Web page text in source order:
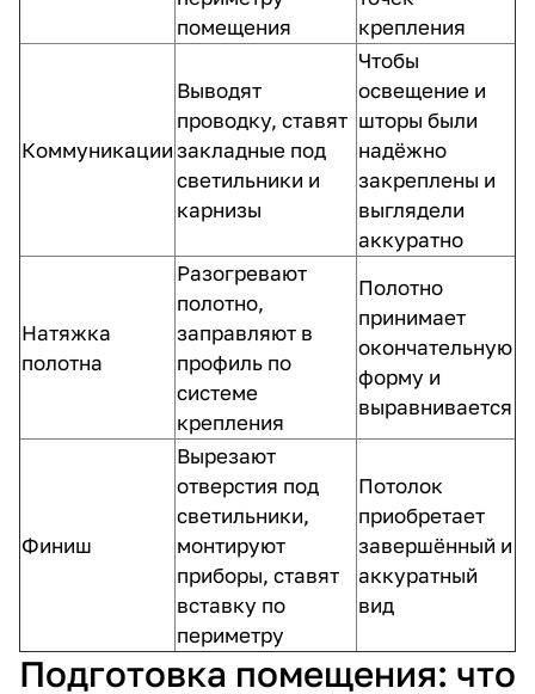
помещения
крепления
Коммуникации
Выводят
проводку, ставят
закладные под
светильники и
карнизы
Чтобы
освещение и
шторы были
надёжно
закреплены и
выглядели
аккуратно
Натяжка
полотна
Разогревают
полотно,
заправляют в
профиль по
системе
крепления
Полотно
принимает
окончательную
форму и
выравнивается
Финиш
Вырезают
отверстия под
светильники,
монтируют
приборы, ставят
вставку по
периметру
Потолок
приобретает
завершённый и
аккуратный
вид
Подготовка помещения: что